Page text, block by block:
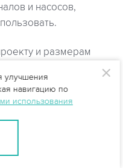
и насосов,
и размерам
для прямоугольных
расстояние между
насосов равно
улучшения
навигацию по
использования